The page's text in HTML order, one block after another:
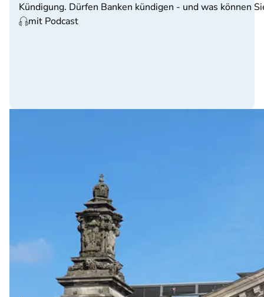
Kündigung. Dürfen Banken kündigen - und was können
mit Podcast